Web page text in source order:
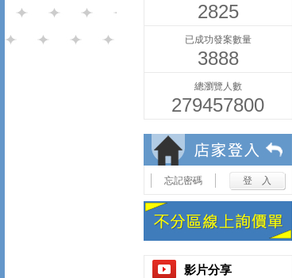
2825
已成功發案數量
3888
總瀏覽人數
279457800
忘記密碼
影片分享